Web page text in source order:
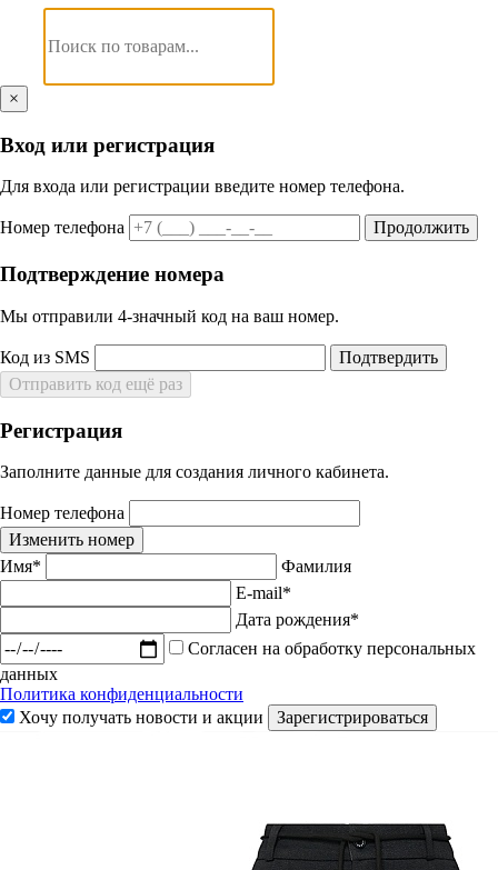
×
Вход или регистрация
Для входа или регистрации введите номер телефона.
Номер телефона Продолжить
Подтверждение номера
Мы отправили 4‑значный код на ваш номер.
Код из SMS
Подтвердить
Отправить код ещё раз
Регистрация
Заполните данные для создания личного кабинета.
Номер телефона
Изменить номер
Имя*
Фамилия
E-mail*
Дата рождения*
Согласен на обработку персональных
данных
Политика конфиденциальности
Хочу получать новости и акции
Зарегистрироваться